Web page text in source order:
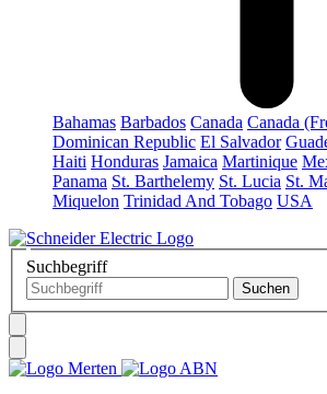
Bahamas Barbados Canada Canada
Dominican Republic El Salvador
Haiti Honduras Jamaica Martinique
Panama St. Barthelemy St. Lucia St.
Miquelon Trinidad And Tobago USA
Suchbegriff